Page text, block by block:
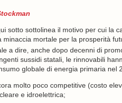
sotto sottolinea il motivo per cui la
minaccia mortale per la prosperità
a dire, anche dopo decenni di
sussidi statali, le rinnovabili
globale di energia primaria nel
molto poco competitive (costo
e idroelettrica;